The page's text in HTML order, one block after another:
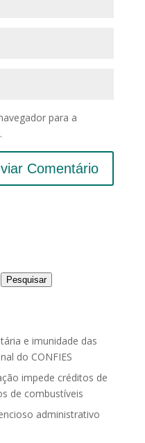
para a
Pesquisar
e imunidade das
do CONFIES
impede créditos de
de combustíveis
administrativo